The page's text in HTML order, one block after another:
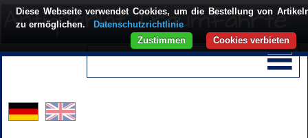
Diese Webseite verwendet Cookies, um die Bestellung von
zu ermöglichen.
Datenschutzrichtlinie
Cookies verbieten
Zustimmen